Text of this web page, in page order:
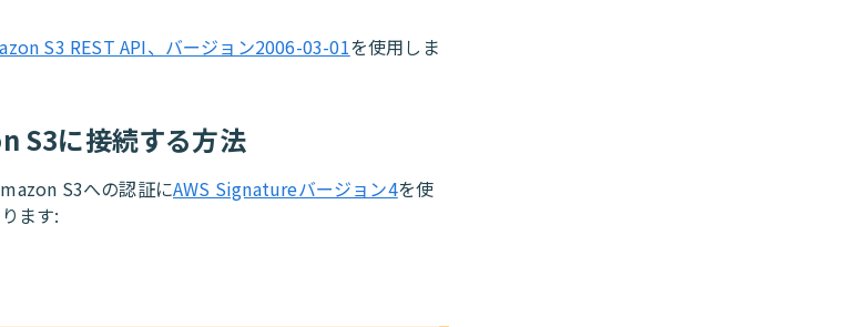
S3 REST API、バージョン2006-03-01を使用しま
S3に接続する方法
S3への認証にAWS Signatureバージョン4を使
ます: